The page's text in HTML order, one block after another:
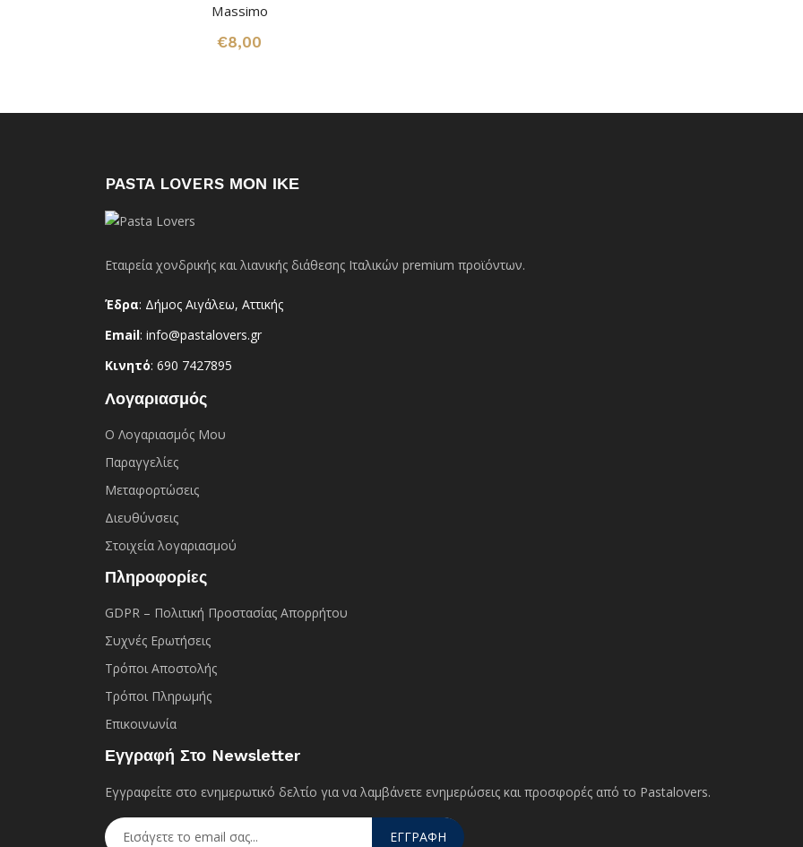
Massimo
€8,00
PASTA LOVERS ΜΟΝ ΙΚΕ
Εταιρεία χονδρικής και λιανικής διάθεσης Ιταλικών premium προϊόντων.
Έδρα: Δήμος Αιγάλεω, Αττικής
Email: info@pastalovers.gr
Κινητό: 690 7427895
Λογαριασμός
Ο Λογαριασμός Μου
Παραγγελίες
Μεταφορτώσεις
Διευθύνσεις
Στοιχεία λογαριασμού
Πληροφορίες
GDPR – Πολιτική Προστασίας Απορρήτου
Συχνές Eρωτήσεις
Τρόποι Αποστολής
Τρόποι Πληρωμής
Επικοινωνία
Εγγραφή Στο Newsletter
Εγγραφείτε στο ενημερωτικό δελτίο για να λαμβάνετε ενημερώσεις και προσφορές από το Pastalovers.
ΕΓΓΡΑΦΗ